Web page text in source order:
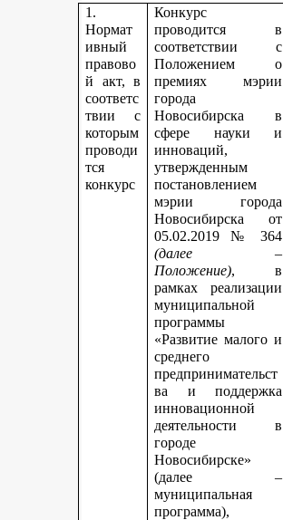
1.
Нормат
ивный
правово
й акт, в
соответс
твии с
которым
проводи
тся
конкурс
Конкурс
проводится в
соответствии с
Положением о
премиях мэрии
города
Новосибирска в
сфере науки и
инноваций,
утвержденным
постановлением
мэрии города
Новосибирска от
05.02.2019 № 364
(далее –
Положение), в
рамках реализации
муниципальной
программы
«Развитие малого и
среднего
предпринимательст
ва и поддержка
инновационной
деятельности в
городе
Новосибирске»
(далее –
муниципальная
программа),